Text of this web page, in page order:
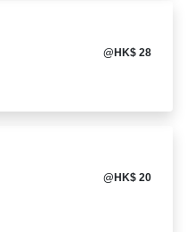
@HK$ 28
@HK$ 20